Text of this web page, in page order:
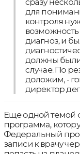
сразу
для
контроля
диагноз, и
должны
случае. По
доложим, -
директор
Еще одной темой
программа,
Федеральный
записи к врачу